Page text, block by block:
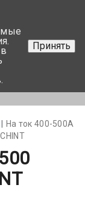
17-350-99-56
44-752-82-08
Задать вопрос
На ток 400-500А
Принять